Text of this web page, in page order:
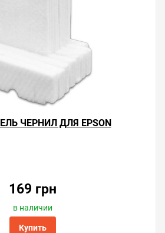
ЧЕРНИЛ ДЛЯ EPSON
169 грн
в наличии
Купить